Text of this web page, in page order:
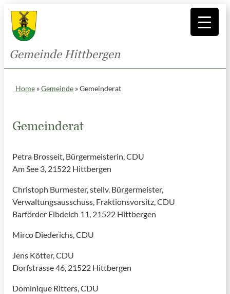
Gemeinde Hittbergen
Home»Gemeinde»Gemeinderat
Gemeinderat
Petra Brosseit, Bürgermeisterin, CDU
Am See 3, 21522 Hittbergen
Christoph Burmester, stellv. Bürgermeister,
Verwaltungsausschuss, Fraktionsvorsitz, CDU
Barförder Elbdeich 11, 21522 Hittbergen
Mirco Diederichs, CDU
Jens Kötter, CDU
Dorfstrasse 46, 21522 Hittbergen
Dominique Ritters, CDU